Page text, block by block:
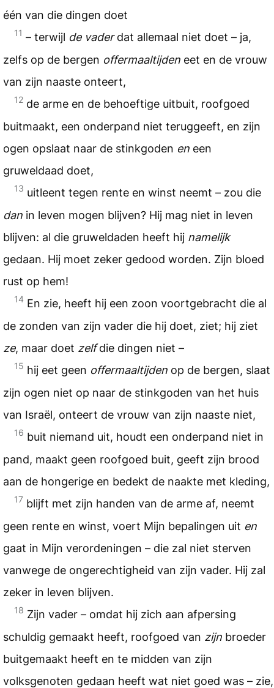
één van die dingen doet
11 – terwijl de vaderdat allemaal niet doet – ja,
zelfs op de bergen offermaaltijden eet en de vrouw
van zijn naaste onteert,
12 de arme en de behoeftige uitbuit, roofgoed
buitmaakt, een onderpand niet teruggeeft, en zijn
ogen opslaat naar de stinkgoden en een
gruweldaad doet,
13 uitleent tegen rente en winst neemt – zou die
dan in leven mogen blijven? Hij mag niet in leven
blijven: al die gruweldaden heeft hij namelijk
gedaan. Hij moet zeker gedood worden. Zijn bloed
rust op hem!
14 En zie, heeft hij een zoon voortgebracht die al
de zonden van zijn vader die hij doet, ziet; hij ziet
ze, maar doet zelfdie dingen niet –
15 hij eet geen offermaaltijden op de bergen, slaat
zijn ogen niet op naar de stinkgoden van het huis
van Israël, onteert de vrouw van zijn naaste niet,
16 buit niemand uit, houdt een onderpand niet in
pand, maakt geen roofgoed buit, geeft zijn brood
aan de hongerige en bedekt de naakte met kleding,
17 blijft met zijn handen van de arme af, neemt
geen rente en winst, voert Mijn bepalingen uit en
gaat in Mijn verordeningen – die zal niet sterven
vanwege de ongerechtigheid van zijn vader. Hij zal
zeker in leven blijven.
18 Zijn vader – omdat hij zich aan afpersing
schuldig gemaakt heeft, roofgoed van zijn broeder
buitgemaakt heeft en te midden van zijn
volksgenoten gedaan heeft wat niet goed was – zie,